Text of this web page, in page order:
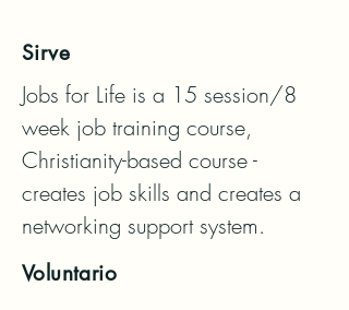
Sirve
Jobs for Life is a 15 session/8
week job training course,
Christianity-based course -
creates job skills and creates a
networking support system.
Voluntario